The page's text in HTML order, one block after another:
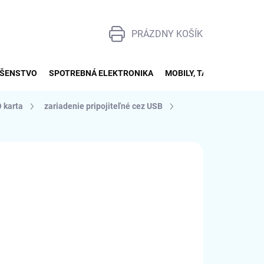
NÁKUPNÝ
PRÁZDNY KOŠÍK
SPOTREBNÁ ELEKTRONIKA MOBILY, TABLETY, SMART
karta
zariadenie pripojiteľné cez USB